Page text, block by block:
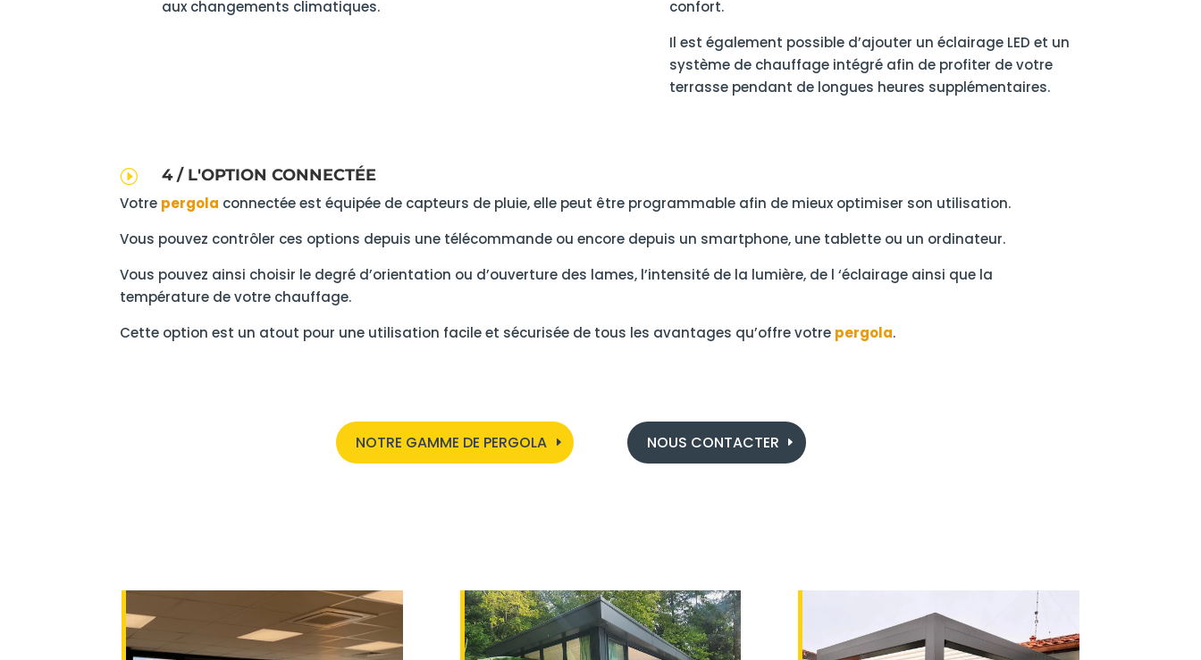
aux changements climatiques.
confort.
Il est également possible d’ajouter un éclairage LED et un
système de chauffage intégré afin de profiter de votre
terrasse pendant de longues heures supplémentaires.
I 4 / L'OPTION CONNECTÉE
Votre pergola connectée est équipée de capteurs de pluie, elle peut être programmable afin de mieux optimiser son utilisation.
Vous pouvez contrôler ces options depuis une télécommande ou encore depuis un smartphone, une tablette ou un ordinateur.
Vous pouvez ainsi choisir le degré d’orientation ou d’ouverture des lames, l’intensité de la lumière, de l ‘éclairage ainsi que la
température de votre chauffage.
Cette option est un atout pour une utilisation facile et sécurisée de tous les avantages qu’offre votre pergola.
NOTRE GAMME DE PERGOLA NOUS CONTACTER